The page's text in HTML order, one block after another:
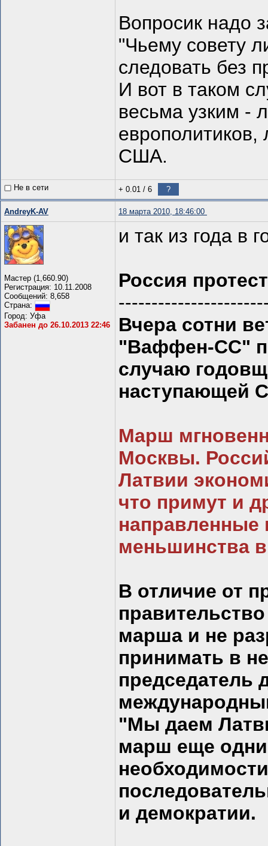
Вопросик надо
"Чьему совету
следовать без
И вот в таком
весьма узким -
европолитиков,
США.
Не в сети + 0.01 / 6 ?
AndreyK-AV 18 марта 2010, 18:46:00
Мастер (1,660.90)
Регистрация: 10.11.2008
Сообщений: 8,658
Страна:
Город: Уфа
Забанен до 26.10.2013 22:46
и так из года в
Россия
Вчера сотни
"Ваффен-СС"
случаю
наступающей
Марш
Москвы.
Латвии
что примут и
направленные
меньшинства
В отличие от
марша и не
принимать в
председатель
"Мы даем
марш еще
и демократии.